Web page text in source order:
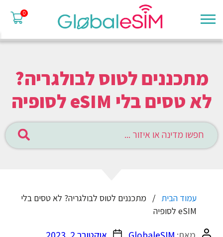
0
מתכננים לטוס לבולגריה?
לא טסים בלי eSIM לסופיה
עמוד הבית
מתכננים לטוס לבולגריה? לא טסים בלי
eSIM לסופיה